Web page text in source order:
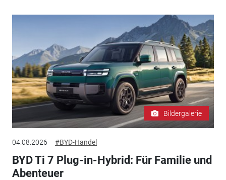
Bildergalerie
04.08.2026 #BYD-Handel
BYD Ti 7 Plug-in-Hybrid: Für Familie und
Abenteuer